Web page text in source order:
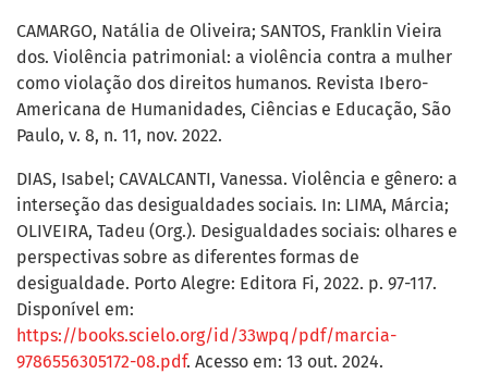
CAMARGO, Natália de Oliveira; SANTOS, Franklin Vieira
dos. Violência patrimonial: a violência contra a mulher
como violação dos direitos humanos. Revista Ibero-
Americana de Humanidades, Ciências e Educação, São
Paulo, v. 8, n. 11, nov. 2022.
DIAS, Isabel; CAVALCANTI, Vanessa. Violência e gênero: a
interseção das desigualdades sociais. In: LIMA, Márcia;
OLIVEIRA, Tadeu (Org.). Desigualdades sociais: olhares e
perspectivas sobre as diferentes formas de
desigualdade. Porto Alegre: Editora Fi, 2022. p. 97-117.
Disponível em:
https://books.scielo.org/id/33wpq/pdf/marcia-
9786556305172-08.pdf. Acesso em: 13 out. 2024.